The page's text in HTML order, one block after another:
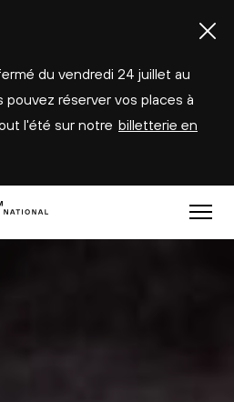
du vendredi 24 juillet au
pouvez réserver vos places à
l'été sur notre billetterie en
Menu